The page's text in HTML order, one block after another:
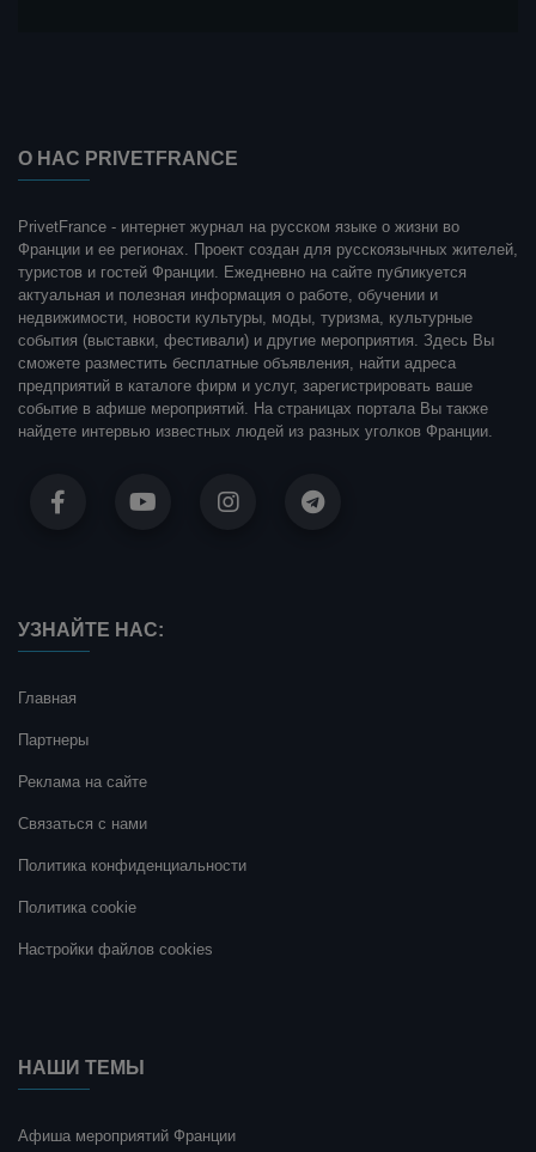
О НАС PRIVETFRANCE
PrivetFrance - интернет журнал на русском языке о жизни во
Франции и ее регионах. Проект создан для русскоязычных жителей,
туристов и гостей Франции. Ежедневно на сайте публикуется
актуальная и полезная информация о работе, обучении и
недвижимости, новости культуры, моды, туризма, культурные
события (выставки, фестивали) и другие мероприятия. Здесь Вы
сможете разместить бесплатные объявления, найти адреса
предприятий в каталоге фирм и услуг, зарегистрировать ваше
событие в афише мероприятий. На страницах портала Вы также
найдете интервью известных людей из разных уголков Франции.
УЗНАЙТЕ НАС:
Главная
Партнеры
Реклама на сайте
Связаться с нами
Политика конфиденциальности
Политика cookie
Настройки файлов cookies
НАШИ ТЕМЫ
Афиша мероприятий Франции